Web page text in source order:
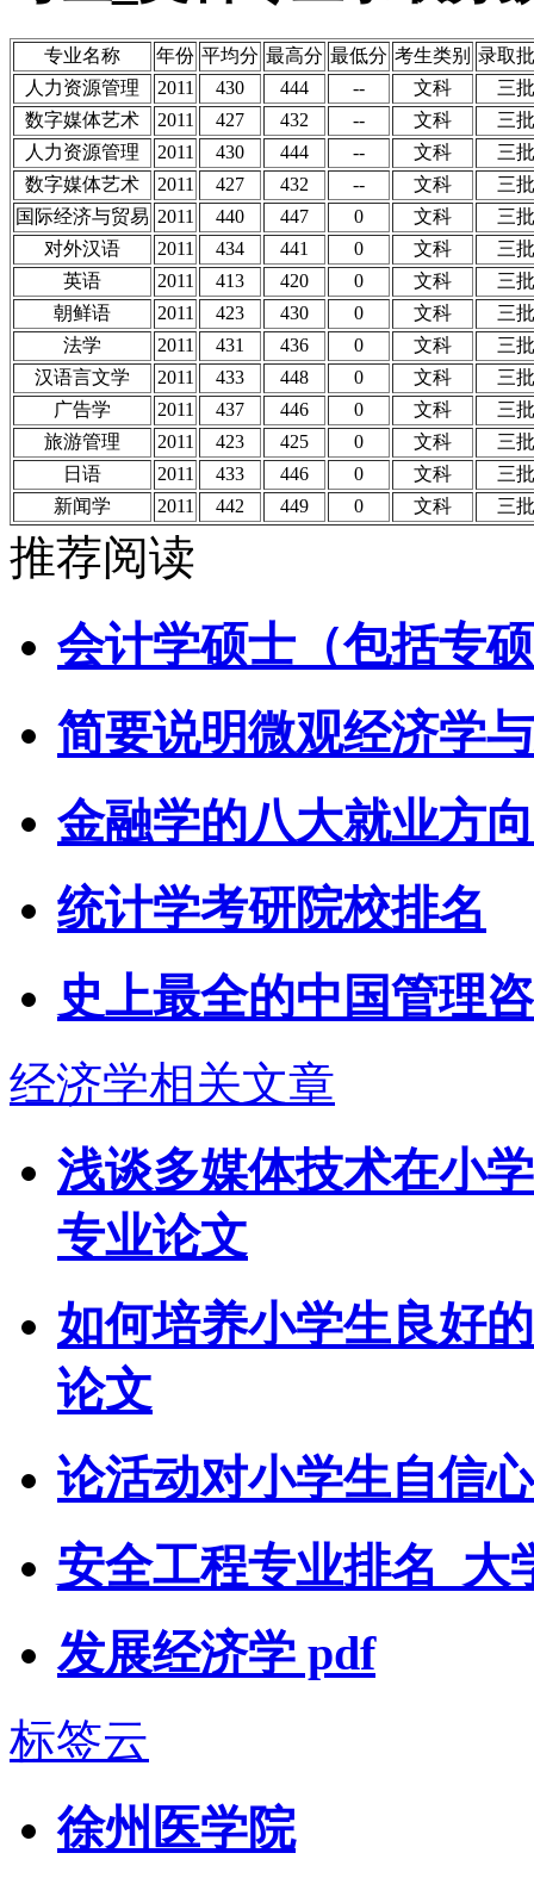
专业名称 年份 平均分 最高分 最低分 考生类别 录取
人力资源管理
2011 430 444 -- 文科
三批
数字媒体艺术
2011 427 432 -- 文科
三批
人力资源管理
2011 430 444 -- 文科
三批
数字媒体艺术
2011 427 432 -- 文科
三批
国际经济与贸易 2011 440 447 0 文科
三批
对外汉语
2011 434 441 0 文科
三批
英语
2011 413 420 0 文科
三批
朝鲜语
2011 423 430 0 文科
三批
法学
2011 431 436 0 文科
三批
汉语言文学
2011 433 448 0 文科
三批
广告学
2011 437 446 0 文科
三批
旅游管理
2011 423 425 0 文科
三批
日语
2011 433 446 0 文科
三批
新闻学
2011 442 449 0 文科 三批
推荐阅读
会计学硕士（包括专
简要说明微观经济学
金融学的八大就业方
统计学考研院校排名
史上最全的中国管理
经济学相关文章
浅谈多媒体技术在小
专业论文
如何培养小学生良好
论文
论活动对小学生自信
安全工程专业排名_大
发展经济学 pdf
标签云
徐州医学院